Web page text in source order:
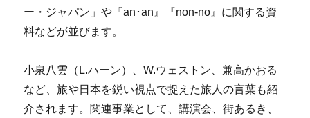
ー・ジャパン」や『an･an』『non-no』に関する資
料などが並びます。
小泉八雲（L.ハーン）、W.ウェストン、兼高かおる
など、旅や日本を鋭い視点で捉えた旅人の言葉も紹
介されます。関連事業として、講演会、街あるき、